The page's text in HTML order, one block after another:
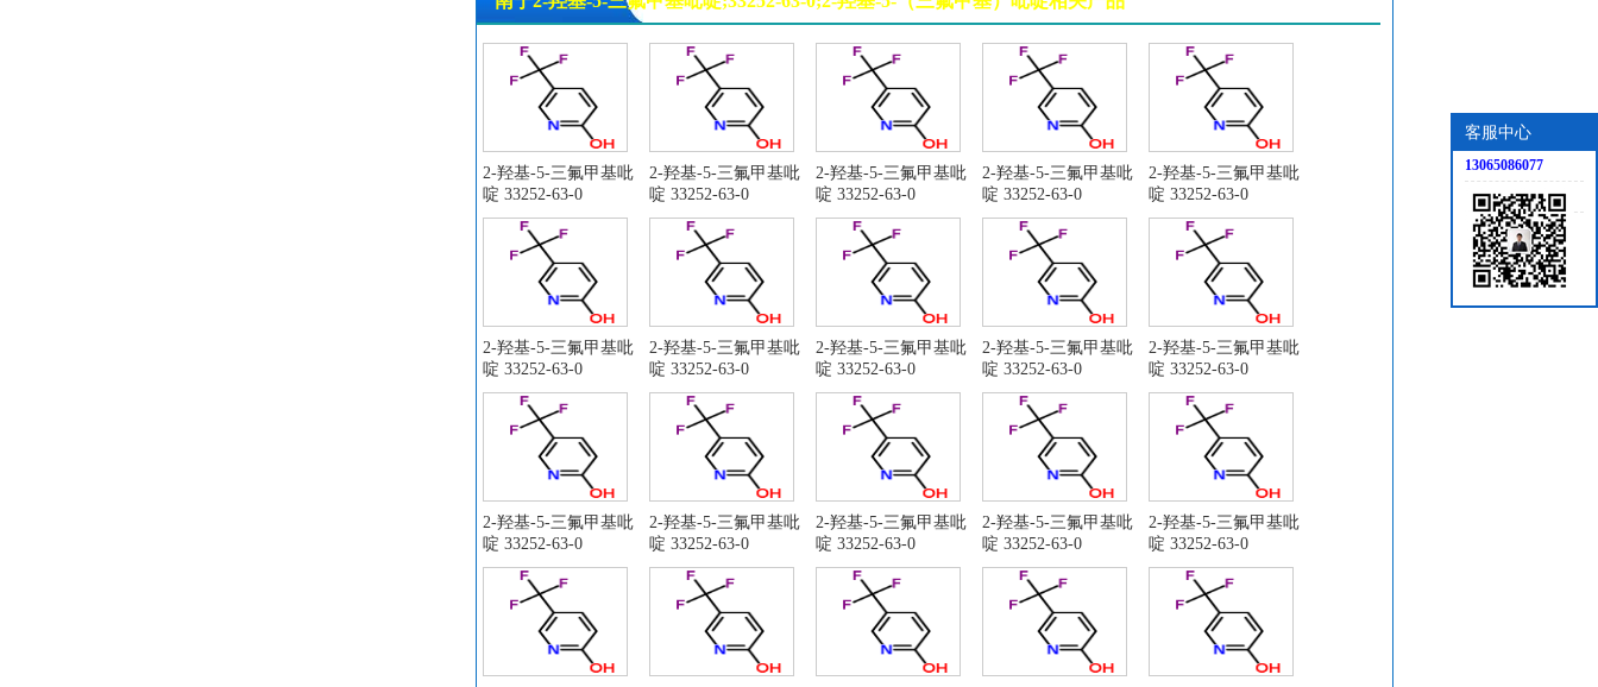
2-羟基-5-三氟甲基吡
啶 33252-63-0
2-羟基-5-三氟甲基吡
啶 33252-63-0
2-羟基-5-三氟甲基吡
啶 33252-63-0
2-羟基-5-三氟甲基吡
啶 33252-63-0
2-羟基-5-三氟甲基吡
啶 33252-63-0
2-羟基-5-三氟甲基吡
啶 33252-63-0
2-羟基-5-三氟甲基吡
啶 33252-63-0
2-羟基-5-三氟甲基吡
啶 33252-63-0
2-羟基-5-三氟甲基吡
啶 33252-63-0
2-羟基-5-三氟甲基吡
啶 33252-63-0
2-羟基-5-三氟甲基吡
啶 33252-63-0
2-羟基-5-三氟甲基吡
啶 33252-63-0
2-羟基-5-三氟甲基吡
啶 33252-63-0
2-羟基-5-三氟甲基吡
啶 33252-63-0
2-羟基-5-三氟甲基吡
啶 33252-63-0
客服中心
13065086077